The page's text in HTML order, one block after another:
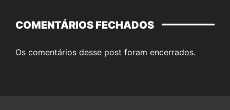
COMENTÁRIOS FECHADOS
Os comentários desse post foram encerrados.